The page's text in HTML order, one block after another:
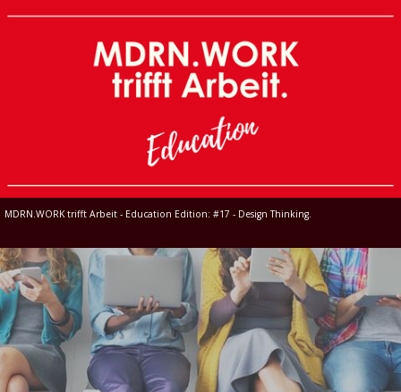
MDRN.WORK trifft Arbeit - Education Edition: #17 - Design Thinking.